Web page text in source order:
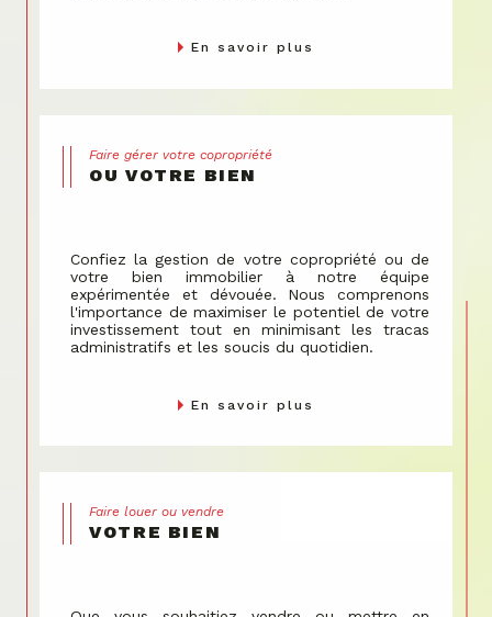
En savoir plus
Faire gérer votre copropriété
OU VOTRE BIEN
Confiez la gestion de votre copropriété ou de
votre bien immobilier à notre équipe
expérimentée et dévouée. Nous comprenons
l'importance de maximiser le potentiel de votre
investissement tout en minimisant les tracas
administratifs et les soucis du quotidien.
En savoir plus
Faire louer ou vendre
VOTRE BIEN